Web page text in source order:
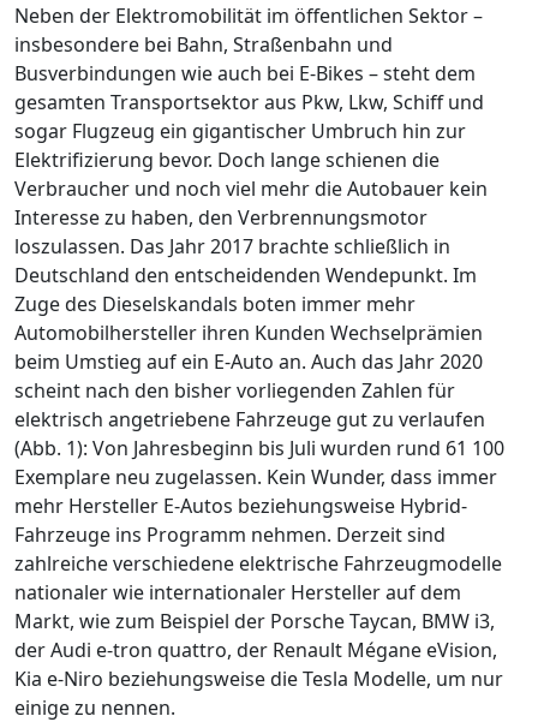
Neben der Elektromobilität im öffentlichen Sektor –
insbesondere bei Bahn, Straßenbahn und
Busverbindungen wie auch bei E-Bikes – steht dem
gesamten Transportsektor aus Pkw, Lkw, Schiff und
sogar Flugzeug ein gigantischer Umbruch hin zur
Elektrifizierung bevor. Doch lange schienen die
Verbraucher und noch viel mehr die Auto­bauer kein
Interesse zu haben, den Verbrennungsmotor
loszulassen. Das Jahr 2017 brachte schließlich in
Deutschland den entscheidenden Wendepunkt. Im
Zuge des Dieselskandals boten immer mehr
Automobilhersteller ihren Kunden Wechselprämien
beim Umstieg auf ein E-Auto an. Auch das Jahr 2020
scheint nach den bisher vorliegenden ­Zahlen für
elektrisch angetriebene Fahrzeuge gut zu verlaufen
(Abb. 1): Von Jahresbeginn bis Juli wurden rund 61 100
Exemplare neu zugelassen. Kein Wunder, dass immer
mehr Hersteller E-Autos beziehungsweise Hybrid-
Fahrzeuge ins Programm nehmen. Derzeit sind
zahlreiche verschiedene elektrische Fahrzeugmodelle
nationaler wie internationaler Hersteller auf dem
Markt, wie zum Beispiel der Porsche Taycan, BMW i3,
der Audi e-tron quattro, der Renault Mégane eVision,
Kia e-Niro beziehungsweise die Tesla Modelle, um nur
einige zu nennen.